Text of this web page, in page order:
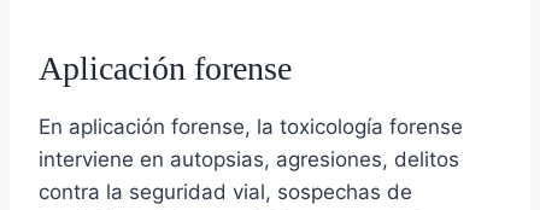
Aplicación forense
En aplicación forense, la toxicología forense
interviene en autopsias, agresiones, delitos
contra la seguridad vial, sospechas de